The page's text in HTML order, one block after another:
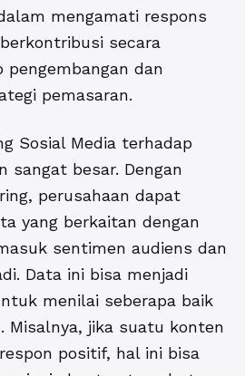
mengamati respons
secara
dan
pemasaran.
Sosial Media terhadap
sangat besar. Dengan
perusahaan dapat
yang berkaitan dengan
sentimen audiens dan
Data ini bisa menjadi
menilai seberapa baik
Misalnya, jika suatu konten
positif, hal ini bisa